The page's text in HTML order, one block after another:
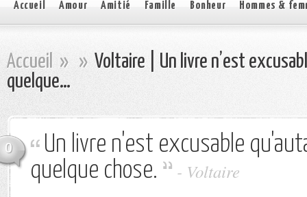
Accueil Amour Amitié Famille Bonheur Hommes &
Accueil » » Voltaire | Un livre n’est
quelque…
0
Un livre n'est excusable
quelque chose.
- Voltaire